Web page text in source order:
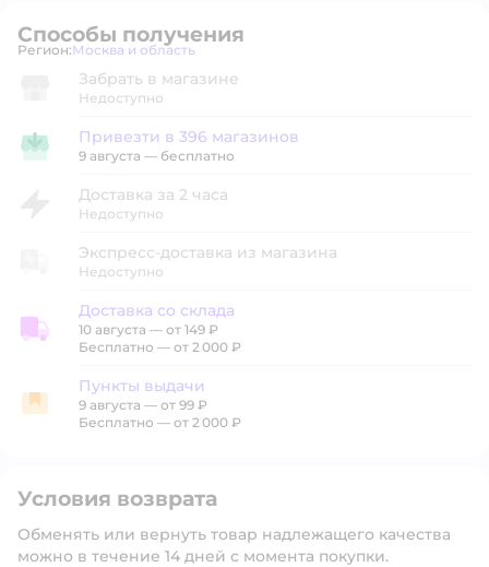
Способы получения
Регион: Выбор адреса доставки.
Москва и область
Забрать в магазине
Недоступно
Привезти в магазин
Привезти в 396 магазинов
9 августа — бесплатно
Доставка за 2 часа
Недоступно
Экспресс-доставка из магазина
Недоступно
Доставка со склада
Доставка со склада
10 августа — от 149 ₽
Бесплатно — от 2 000 ₽
Пункты выдачи
Пункты выдачи
9 августа — от 99 ₽
Бесплатно — от 2 000 ₽
Условия возврата
Обменять или вернуть товар надлежащего качества
можно в течение 14 дней с момента покупки.